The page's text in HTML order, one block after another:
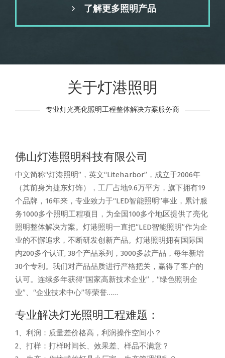
了解更多照明产品
关于灯港照明
专业灯光亮化照明工程整体解决方案服务商
佛山灯港照明科技有限公司
中文简称“灯港照明”，英文“Liteharbor”，成立于2006年
（其前身为捷东灯饰），工厂占地9.6万平方，旗下拥有19
个品牌，16年来，专业致力于“LED智能照明”事业，累计服
务1000多个照明工程项目，为全国100多个地区提供了亮化
照明整体解决方案。灯港照明一直把“LED智能照明”作为企
业的不懈追求，不断研发创新产品。灯港照明拥有国际国
内200多个认证, 38个产品系列，3000多款产品，每年新增
30个专利。我们对产品品质进行严格把关，赢得了客户的
认可。连续多年获得“国家高新技术企业”，“绿色照明企
业”、“企业技术中心”等荣誉……
专业解决灯光照明工程难题：
1、利润：质量差价格高，利润操作空间小？
2、打样：打样时间长、效果差、样品不满意？